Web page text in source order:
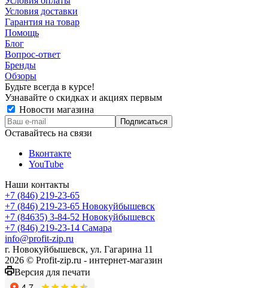
Условия доставки
Гарантия на товар
Помощь
Блог
Вопрос-ответ
Бренды
Обзоры
Будьте всегда в курсе!
Узнавайте о скидках и акциях первым
Новости магазина
Оставайтесь на связи
Вконтакте
YouTube
Наши контакты
+7 (846) 219-23-65
+7 (846) 219-23-65 Новокуйбышевск
+7 (84635) 3-84-52 Новокуйбышевск
+7 (846) 219-23-14 Самара
info@profit-zip.ru
г. Новокуйбышевск, ул. Гагарина 11
2026 © Profit-zip.ru - интернет-магазин
Версия для печати